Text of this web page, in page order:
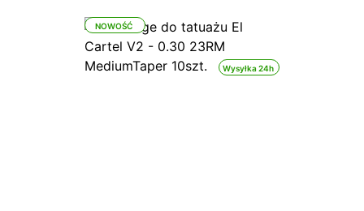
Wysyłka 24h
NOWOŚĆ